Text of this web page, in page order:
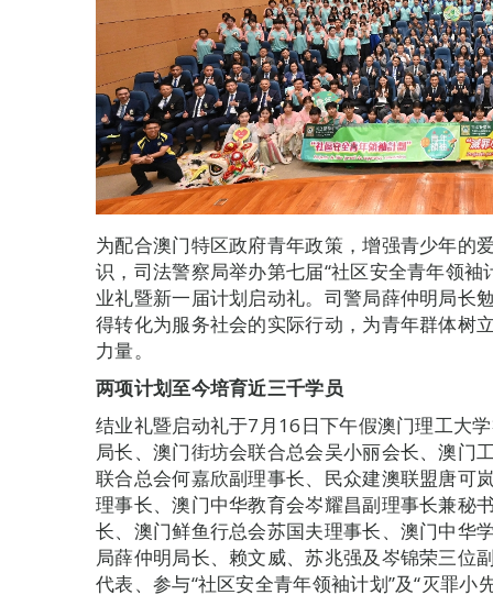
为配合澳门特区政府青年政策，增强青少年的
识，司法警察局举办第七届“社区安全青年领袖
业礼暨新一届计划启动礼。司警局薛仲明局长
得转化为服务社会的实际行动，为青年群体树
力量。
两项计划至今培育近三千学员
结业礼暨启动礼于7月16日下午假澳门理工大
局长、澳门街坊会联合总会吴小丽会长、澳门
联合总会何嘉欣副理事长、民众建澳联盟唐可
理事长、澳门中华教育会岑耀昌副理事长兼秘
长、澳门鲜鱼行总会苏国夫理事长、澳门中华
局薛仲明局长、赖文威、苏兆强及岑锦荣三位
代表、参与“社区安全青年领袖计划”及“灭罪小